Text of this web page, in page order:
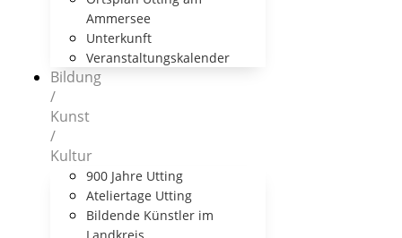
Ammersee
Unterkunft
Veranstaltungskalender
Bildung
/
Kunst
/
Kultur
900 Jahre Utting
Ateliertage Utting
Bildende Künstler im